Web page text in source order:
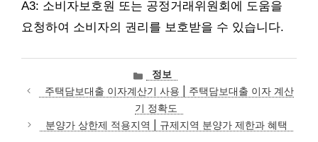
A3: 소비자보호원 또는 공정거래위원회에 도움을
요청하여 소비자의 권리를 보호받을 수 있습니다.
카
테
고
리
정보
주택담보대출 이자계산기 사용 | 주택담보대출 이자 계산
기 정확도
분양가 상한제 적용지역 | 규제지역 분양가 제한과 혜택